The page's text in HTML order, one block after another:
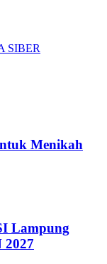
SIBER
Menikah
Lampung
2027